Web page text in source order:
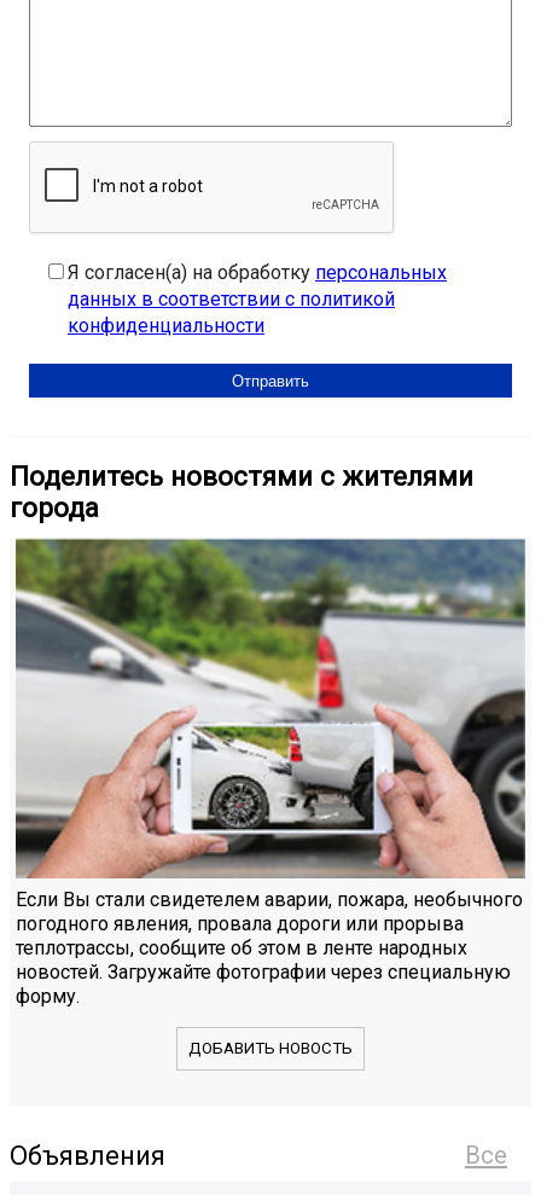
Я согласен(а) на обработку персональных
данных в соответствии с политикой
конфиденциальности
Поделитесь новостями с жителями
города
Если Вы стали свидетелем аварии, пожара, необычного
погодного явления, провала дороги или прорыва
теплотрассы, сообщите об этом в ленте народных
новостей. Загружайте фотографии через специальную
форму.
ДОБАВИТЬ НОВОСТЬ
Все
Объявления